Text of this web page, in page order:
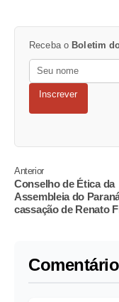
Receba o Boletim
Inscrever
Anterior
Conselho de Ética da
Assembleia do
cassação de Renato